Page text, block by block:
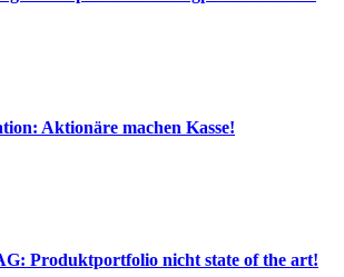
Aktionäre machen Kasse!
Produktportfolio nicht state of the art!